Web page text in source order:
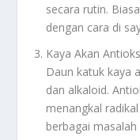
secara rutin.
dengan cara di
Kaya Akan
Daun katuk kaya
dan alkaloid.
menangkal
berbagai